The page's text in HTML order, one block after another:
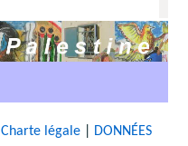
Charte légale|
DONNÉES